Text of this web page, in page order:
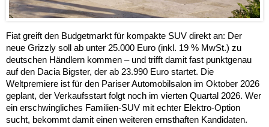
Fiat greift den Budgetmarkt für kompakte SUV direkt an: Der
neue Grizzly soll ab unter 25.000 Euro (inkl. 19 % MwSt.) zu
deutschen Händlern kommen – und trifft damit fast punktgenau
auf den Dacia Bigster, der ab 23.990 Euro startet. Die
Weltpremiere ist für den Pariser Automobilsalon im Oktober 2026
geplant, der Verkaufsstart folgt noch im vierten Quartal 2026. Wer
ein erschwingliches Familien-SUV mit echter Elektro-Option
sucht, bekommt damit einen weiteren ernsthaften Kandidaten.